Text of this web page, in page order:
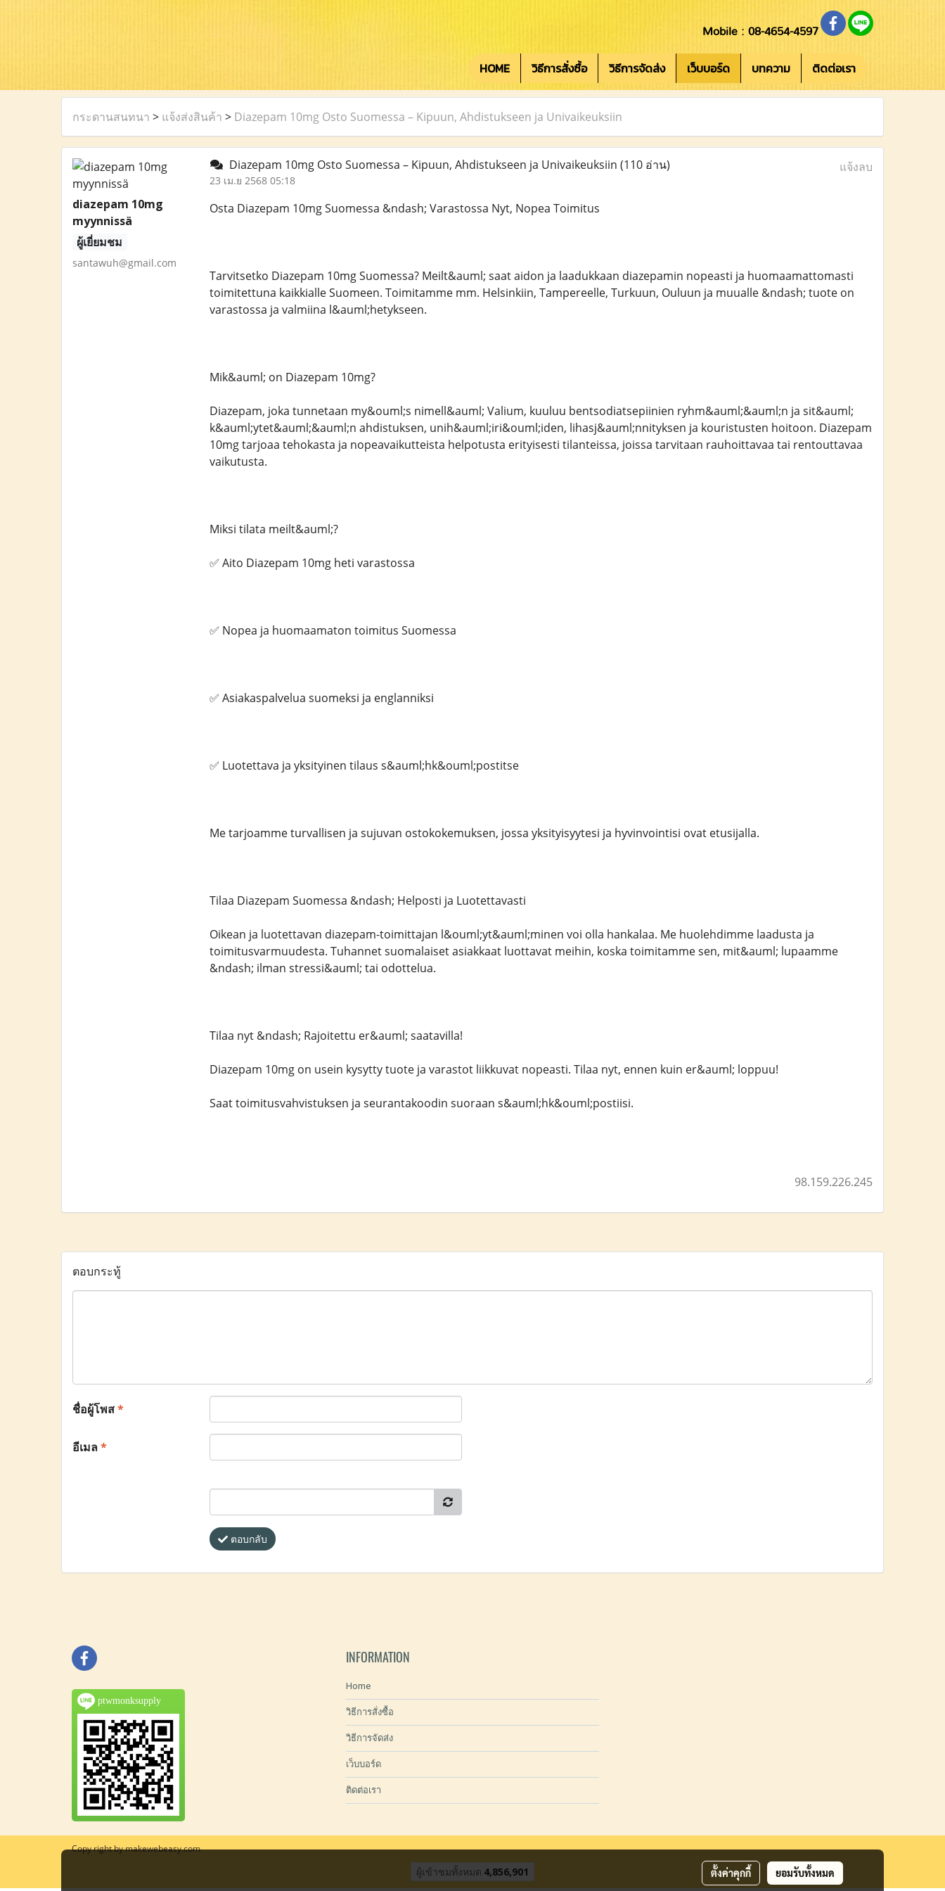
Mobile : 08-4654-4597
HOME วิธีการสั่งซื้อ วิธีการจัดส่ง เว็บบอร์ด บทความ ติดต่อเรา
กระดานสนทนา > แจ้งส่งสินค้า > Diazepam 10mg Osto Suomessa – Kipuun, Ahdistukseen ja Univaikeuksiin
diazepam 10mg
myynnissä
ผู้เยี่ยมชม
santawuh@gmail.com
Diazepam 10mg Osto Suomessa – Kipuun, Ahdistukseen ja Univaikeuksiin (110 อ่าน)
23 เม.ย 2568 05:18
แจ้งลบ
Osta Diazepam 10mg Suomessa &ndash; Varastossa Nyt, Nopea Toimitus
Tarvitsetko Diazepam 10mg Suomessa? Meilt&auml; saat aidon ja laadukkaan diazepamin nopeasti ja huomaamattomasti
toimitettuna kaikkialle Suomeen. Toimitamme mm. Helsinkiin, Tampereelle, Turkuun, Ouluun ja muualle &ndash; tuote on
varastossa ja valmiina l&auml;hetykseen.
Mik&auml; on Diazepam 10mg?
Diazepam, joka tunnetaan my&ouml;s nimell&auml; Valium, kuuluu bentsodiatsepiinien ryhm&auml;&auml;n ja sit&auml;
k&auml;ytet&auml;&auml;n ahdistuksen, unih&auml;iri&ouml;iden, lihasj&auml;nnityksen ja kouristusten hoitoon. Diazepam
10mg tarjoaa tehokasta ja nopeavaikutteista helpotusta erityisesti tilanteissa, joissa tarvitaan rauhoittavaa tai rentouttavaa
vaikutusta.
Miksi tilata meilt&auml;?
✅ Aito Diazepam 10mg heti varastossa
✅ Nopea ja huomaamaton toimitus Suomessa
✅ Asiakaspalvelua suomeksi ja englanniksi
✅ Luotettava ja yksityinen tilaus s&auml;hk&ouml;postitse
Me tarjoamme turvallisen ja sujuvan ostokokemuksen, jossa yksityisyytesi ja hyvinvointisi ovat etusijalla.
Tilaa Diazepam Suomessa &ndash; Helposti ja Luotettavasti
Oikean ja luotettavan diazepam-toimittajan l&ouml;yt&auml;minen voi olla hankalaa. Me huolehdimme laadusta ja
toimitusvarmuudesta. Tuhannet suomalaiset asiakkaat luottavat meihin, koska toimitamme sen, mit&auml; lupaamme
&ndash; ilman stressi&auml; tai odottelua.
Tilaa nyt &ndash; Rajoitettu er&auml; saatavilla!
Diazepam 10mg on usein kysytty tuote ja varastot liikkuvat nopeasti. Tilaa nyt, ennen kuin er&auml; loppuu!
Saat toimitusvahvistuksen ja seurantakoodin suoraan s&auml;hk&ouml;postiisi.
98.159.226.245
ตอบกระทู้
ชื่อผู้โพส*
อีเมล*
ตอบกลับ
ptwmonksupply
INFORMATION
Home
วิธีการสั่งซื้อ
วิธีการจัดส่ง
เว็บบอร์ด
ติดต่อเรา
Copy right by makewebeasy.com
ผู้เข้าชมวันนี้ 1 ตั้งค่าคุกกี้ ยอมรับทั้งหมด